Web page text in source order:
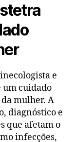
e
cuidado
mulher. A
diagnóstico e
que afetam o
infecções,